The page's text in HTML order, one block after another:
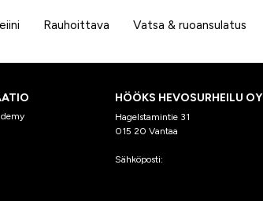
Rauhoittava Vatsa & ruoansulatus
HÖÖKS HEVOSURHEILU OY
Hagelstamintie 31
015 20 Vantaa
Sähköposti: